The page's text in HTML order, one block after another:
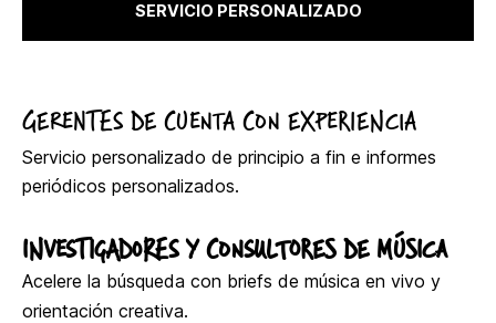
SERVICIO PERSONALIZADO
GERENTES DE CUENTA CON EXPERIENCIA
Servicio personalizado de principio a fin e informes
periódicos personalizados.
INVESTIGADORES Y CONSULTORES DE MÚSICA
Acelere la búsqueda con briefs de música en vivo y
orientación creativa.